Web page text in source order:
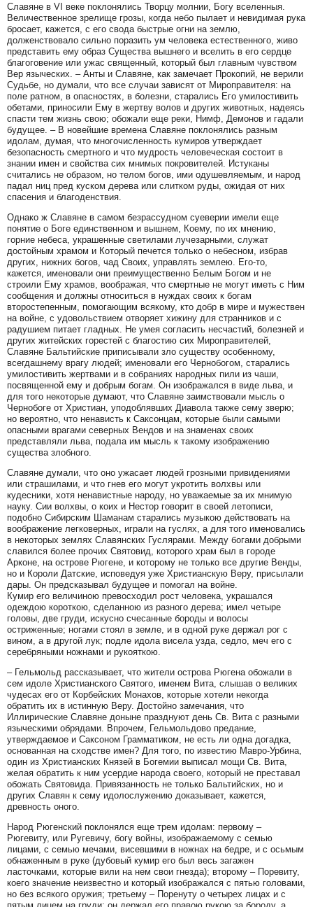
Славяне в VI веке поклонялись Творцу молнии, Богу вселенныя.
Величественное зрелище грозы, когда небо пылает и невидимая рука
бросает, кажется, с его свода быстрые огни на землю,
долженствовало сильно поразить ум человека естественного, живо
представить ему образ Существа вышнего и вселить в его сердце
благоговение или ужас священный, который был главным чувством
Вер языческих. – Анты и Славяне, как замечает Прокопий, не верили
Судьбе, но думали, что все случаи зависят от Мироправителя: на
поле ратном, в опасностях, в болезни, старались Его умилостивить
обетами, приносили Ему в жертву волов и других животных, надеясь
спасти тем жизнь свою; обожали еще реки, Нимф, Демонов и гадали
будущее. – В новейшие времена Славяне поклонялись разным
идолам, думая, что многочисленность кумиров утверждает
безопасность смертного и что мудрость человеческая состоит в
знании имен и свойства сих мнимых покровителей. Истуканы
считались не образом, но телом богов, ими одушевляемым, и народ
падал ниц пред куском дерева или слитком руды, ожидая от них
спасения и благоденствия.
Однако ж Славяне в самом безрассудном суеверии имели еще
понятие о Боге единственном и вышнем, Коему, по их мнению,
горние небеса, украшенные светилами лучезарными, служат
достойным храмом и Который печется только о небесном, избрав
других, нижних богов, чад Своих, управлять землею. Его-то,
кажется, именовали они преимущественно Белым Богом и не
строили Ему храмов, воображая, что смертные не могут иметь с Ним
сообщения и должны относиться в нуждах своих к богам
второстепенным, помогающим всякому, кто добр в мире и мужествен
на войне, с удовольствием отворяет хижину для странников и с
радушием питает гладных. Не умея согласить несчастий, болезней и
других житейских горестей с благостию сих Мироправителей,
Славяне Бальтийские приписывали зло существу особенному,
всегдашнему врагу людей; именовали его Чернобогом, старались
умилостивить жертвами и в собраниях народных пили из чаши,
посвященной ему и добрым богам. Он изображался в виде льва, и
для того некоторые думают, что Славяне заимствовали мысль о
Чернобоге от Христиан, уподоблявших Диавола также сему зверю;
но вероятно, что ненависть к Саксонцам, которые были самыми
опасными врагами северных Вендов и на знаменах своих
представляли льва, подала им мысль к такому изображению
существа злобного.
Славяне думали, что оно ужасает людей грозными привидениями
или страшилами, и что гнев его могут укротить волхвы или
кудесники, хотя ненавистные народу, но уважаемые за их мнимую
науку. Сии волхвы, о коих и Нестор говорит в своей летописи,
подобно Сибирским Шаманам старались музыкою действовать на
воображение легковерных, играли на гуслях, а для того именовались
в некоторых землях Славянских Гуслярами. Между богами добрыми
славился более прочих Святовид, которого храм был в городе
Арконе, на острове Рюгене, и которому не только все другие Венды,
но и Короли Датские, исповедуя уже Христианскую Веру, присылали
дары. Он предсказывал будущее и помогал на войне.
Кумир его величиною превосходил рост человека, украшался
одеждою короткою, сделанною из разного дерева; имел четыре
головы, две груди, искусно счесанные бороды и волосы
остриженные; ногами стоял в земле, и в одной руке держал рог с
вином, а в другой лук; подле идола висела узда, седло, меч его с
серебряными ножнами и рукояткою.
– Гельмольд рассказывает, что жители острова Рюгена обожали в
сем идоле Христианского Святого, именем Вита, слышав о великих
чудесах его от Корбейских Монахов, которые хотели некогда
обратить их в истинную Веру. Достойно замечания, что
Иллирические Славяне доныне празднуют день Св. Вита с разными
языческими обрядами. Впрочем, Гельмольдово предание,
утверждаемое и Саксоном Грамматиком, не есть ли одна догадка,
основанная на сходстве имен? Для того, по известию Мавро-Урбина,
один из Христианских Князей в Богемии выписал мощи Св. Вита,
желая обратить к ним усердие народа своего, который не преставал
обожать Святовида. Привязанность не только Бальтийских, но и
других Славян к сему идолослужению доказывает, кажется,
древность оного.
Народ Рюгенский поклонялся еще трем идолам: первому –
Рюгевиту, или Ругевичу, богу войны, изображаемому с семью
лицами, с семью мечами, висевшими в ножнах на бедре, и с осьмым
обнаженным в руке (дубовый кумир его был весь загажен
ласточками, которые вили на нем свои гнезда); второму – Поревиту,
коего значение неизвестно и который изображался с пятью головами,
но без всякого оружия; третьему – Поренуту о четырех лицах и с